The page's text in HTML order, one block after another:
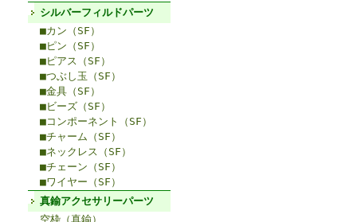
シルバーフィルドパーツ
■カン（SF）
■ピン（SF）
■ピアス（SF）
■つぶし玉（SF）
■金具（SF）
■ビーズ（SF）
■コンポーネント（SF）
■チャーム（SF）
■ネックレス（SF）
■チェーン（SF）
■ワイヤー（SF）
真鍮アクセサリーパーツ
空枠（真鍮）